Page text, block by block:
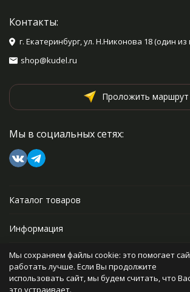
Контакты:
г. Екатеринбург, ул. Н.Никонова 18 (один
shop@kudel.ru
Проложить маршрут
Мы в социальных сетях:
Каталог товаров
Информация
Прочее
Мы сохраняем файлы cookie: это помогает
работать лучше. Если Вы продолжите
использовать сайт, мы будем считать, что
это устраивает.